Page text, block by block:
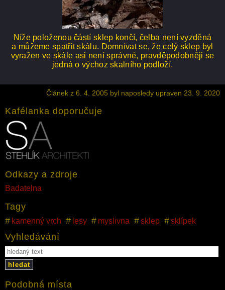
Níže položenou částí sklep končí, čelba není vyzděná
a můžeme spatřit skálu. Domnívat se, že celý sklep byl
vyražen ve skále asi není správné, pravděpodobněji se
jedná o výchoz skalního podloží.
Článek z 6. 4. 2005 byl naposledy upraven 23. 9. 2020
Kafélanka doporučuje
Odkazy a zdroje
Badatelna
Tagy
kamenný vrch lesy myslivna sklep sklípek
Vyhledávání
hledat
Podobná místa